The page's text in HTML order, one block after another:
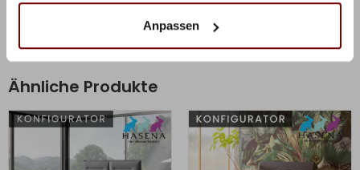
Anpassen
Ähnliche Produkte